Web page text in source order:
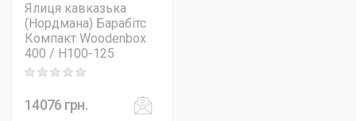
Ялиця кавказька
(Нордмана) Барабітс
Компакт Woodenbox
400 / H100-125
Rating: 0 out of 5
14076 грн.